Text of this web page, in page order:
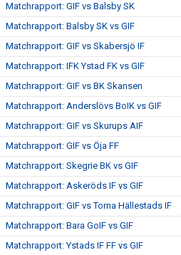
Matchrapport: GIF vs Balsby SK
Matchrapport: Balsby SK vs GIF
Matchrapport: GIF vs Skabersjö IF
Matchrapport: IFK Ystad FK vs GIF
Matchrapport: GIF vs BK Skansen
Matchrapport: Anderslövs BoIK vs GIF
Matchrapport: GIF vs Skurups AIF
Matchrapport: GIF vs Öja FF
Matchrapport: Skegrie BK vs GIF
Matchrapport: Askeröds IF vs GIF
Matchrapport: GIF vs Torna Hällestads IF
Matchrapport: Bara GoIF vs GIF
Matchrapport: Ystads IF FF vs GIF